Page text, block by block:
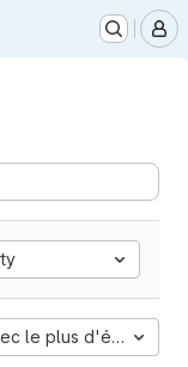
le plus d'étoiles